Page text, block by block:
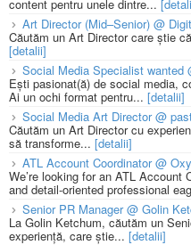
content pentru unele dintre...
Art Director (Mid–Senior) @
Căutăm un Art Director care știe
[detalii]
Social Media Specialist wanted
Ești pasionat(ă) de social media,
Ai un ochi format pentru... [detalii]
Social Media Art Director @
Căutăm un Art Director cu
să transforme... [detalii]
ATL Account Coordinator @
We’re looking for an ATL Account
and detail-oriented professional
Senior PR Manager @ Golin
La Golin Ketchum, căutăm un
experiență, care știe... [detalii]